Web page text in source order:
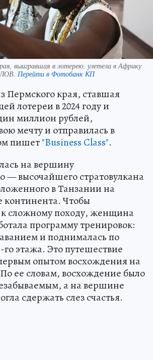
выигравшая в лотерею, улетела в Африку
Перейти в Фотобанк КП
Пермского края, ставшая
лотереи в 2024 году и
миллион рублей,
мечту и отправилась в
пишет"Business Class".
на вершину
высочайшего стратовулкана
в Танзании на
континента. Чтобы
к сложному походу, женщина
программу тренировок:
и поднималась по
го этажа. Это путешествие
опытом восхождения на
ее словам, восхождение было
а на вершине
сдержать слез счастья.